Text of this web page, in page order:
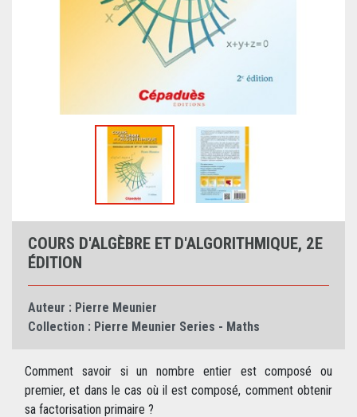
COURS D'ALGÈBRE ET D'ALGORITHMIQUE, 2E
ÉDITION
Auteur : Pierre Meunier
Collection : Pierre Meunier Series - Maths
Comment savoir si un nombre entier est composé ou
premier, et dans le cas où il est composé, comment obtenir
sa factorisation primaire ?